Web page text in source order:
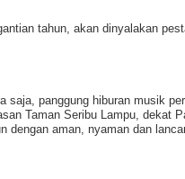
tahun, akan dinyalakan
saja, panggung hiburan musik
Taman Seribu Lampu, dekat
dengan aman, nyaman dan